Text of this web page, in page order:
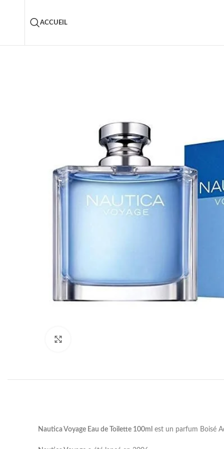
ACCUEIL
Nautica Voyage Eau de Toilette 100ml est un parfum Boisé